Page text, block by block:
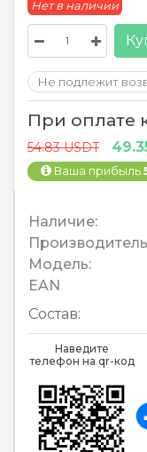
Нет в наличии
Не подлежит
При оплате
54.83 USDT
Ваша прибыль
Наличие:
Модель:
EAN
Состав:
Наведите
телефон на qr-код